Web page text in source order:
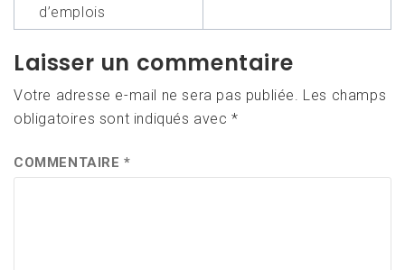
d’emplois
Laisser un commentaire
Votre adresse e-mail ne sera pas publiée.
Les champs
obligatoires sont indiqués avec*
COMMENTAIRE*